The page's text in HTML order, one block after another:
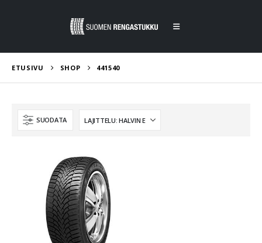
ETUSIVU SHOP 441540
SUODATA